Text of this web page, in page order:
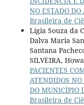
NO ESTADO
Brasileira de
Lígia Souza da
Dalva Maria
Santana
SILVEIRA,
PACIENTES
ATENDIDOS NO
DO MUNICÍPIO
Brasileira de